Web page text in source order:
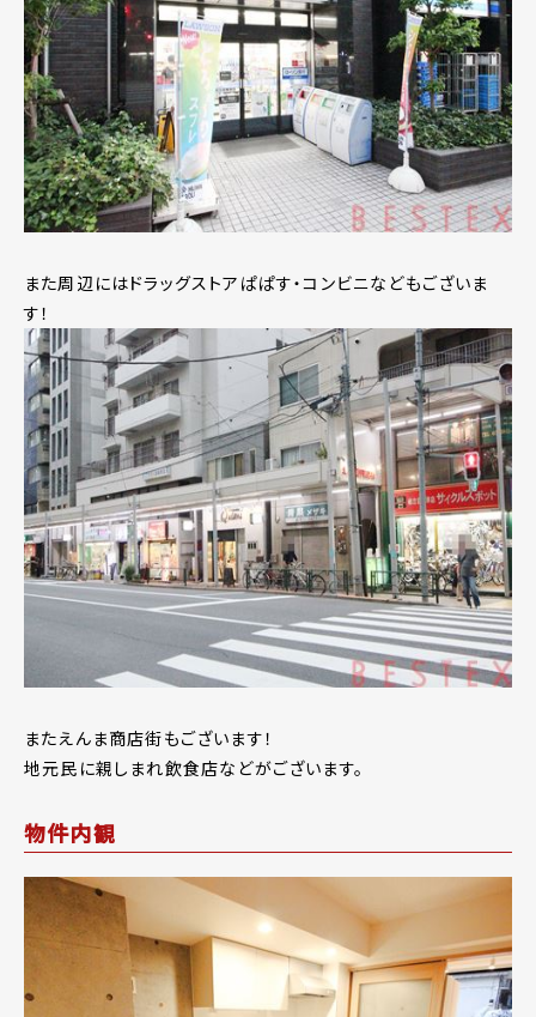
また周辺にはドラッグストアぱぱす・コンビニなどもございま
す！
またえんま商店街もございます！
地元民に親しまれ飲食店などがございます。
物件内観